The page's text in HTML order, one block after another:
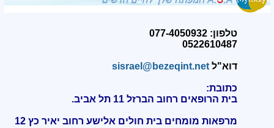
טלפון: 077-4050932
0522610487
דוא"לsisrael@bezeqint.net
כתובת:
בית הרופאים רחוב הברזל 11 תל אביב.
מרפאות מומחים בית חולים אלישע רחוב יאיר כץ 12